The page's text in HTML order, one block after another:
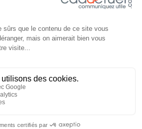
de confidentialité
de Vente
- 129 rue Jean Mermoz – BAT B ZAC de